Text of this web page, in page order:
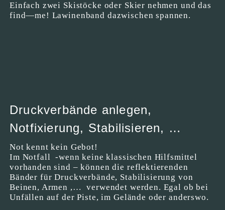
Einfach zwei Skistöcke oder Skier nehmen und das
find—me! Lawinenband dazwischen spannen.
Druckverbände anlegen,
Notfixierung, Stabilisieren, …
Not kennt kein Gebot!
Im Notfall -wenn keine klassischen Hilfsmittel
vorhanden sind – können die reflektierenden
Bänder für Druckverbände, Stabilisierung von
Beinen, Armen ,… verwendet werden. Egal ob bei
Unfällen auf der Piste, im Gelände oder anderswo.